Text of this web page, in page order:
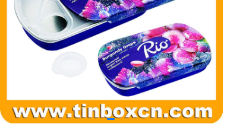
Messen 2026
Zertifikate
Nachhaltigkeit
Nachrichten